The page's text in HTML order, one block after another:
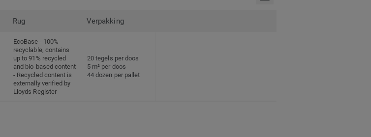
Rug Verpakking
EcoBase - 100%
recyclable, contains
up to 91% recycled
and bio-based content
- Recycled content is
externally verified by
Lloyds Register
20 tegels per doos
5 m² per doos
44 dozen per pallet